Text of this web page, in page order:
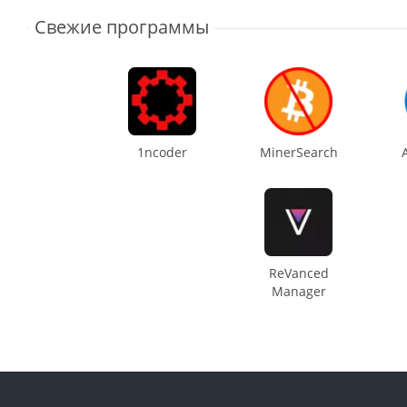
Свежие программы
1ncoder MinerSearch
ReVanced
Manager